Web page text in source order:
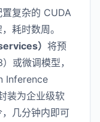
复杂的 CUDA
耗时数周。
） 将预
或微调模型，
Inference
装为企业级软
几分钟内即可